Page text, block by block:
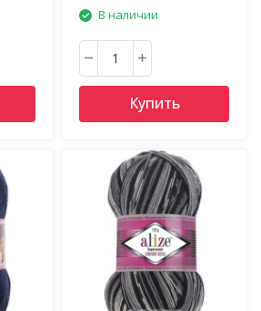
В наличии
Купить